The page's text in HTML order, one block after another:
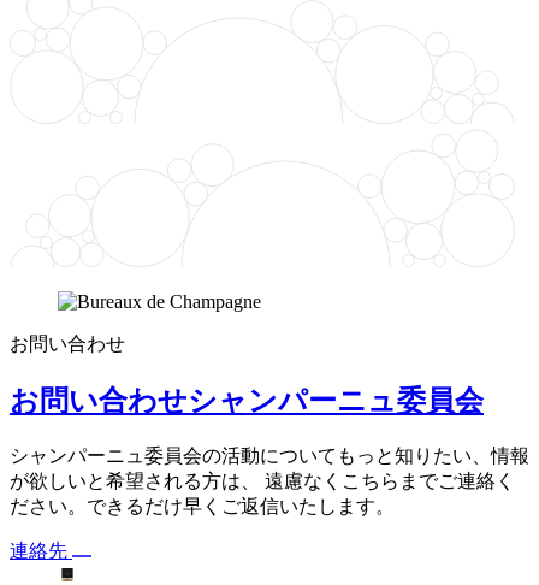
お問い合わせ
お問い合わせシャンパーニュ委員会
シャンパーニュ委員会の活動についてもっと知りたい、情報
が欲しいと希望される方は、 遠慮なくこちらまでご連絡く
ださい。できるだけ早くご返信いたします。
連絡先